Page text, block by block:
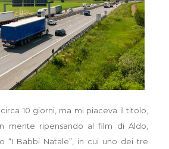
10 giorni, ma mi piaceva il titolo,
mente ripensando al film di Aldo,
“I Babbi Natale”, in cui uno dei tre